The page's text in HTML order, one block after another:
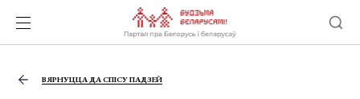
ВЯРНУЦЦА ДА СПІСУ ПАДЗЕЙ